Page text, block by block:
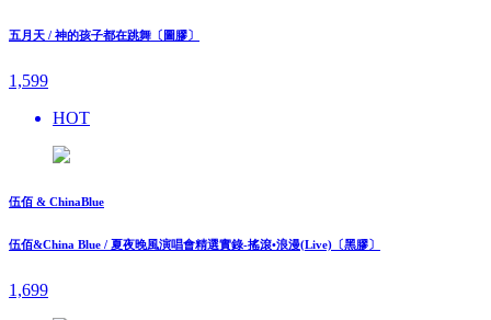
五月天 / 神的孩子都在跳舞〔圖膠〕
1,599
HOT
伍佰 & ChinaBlue
伍佰&China Blue / 夏夜晚風演唱會精選實錄-搖滾•浪漫(Live)〔黑膠〕
1,699